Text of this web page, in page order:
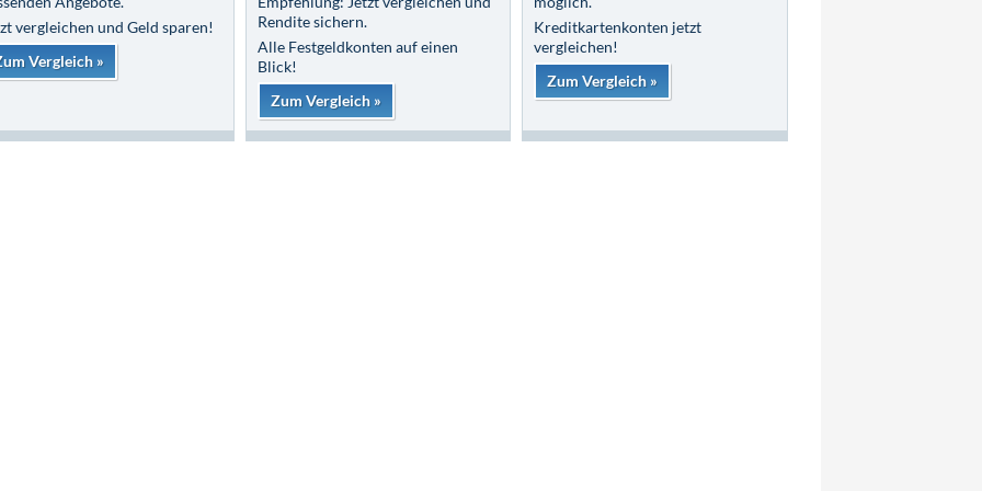
vergleichen und Geld sparen!
Vergleich »
Rendite sichern.
Alle Festgeldkonten auf einen
Blick!
Zum Vergleich »
Kreditkartenkonten jetzt
vergleichen!
Zum Vergleich »